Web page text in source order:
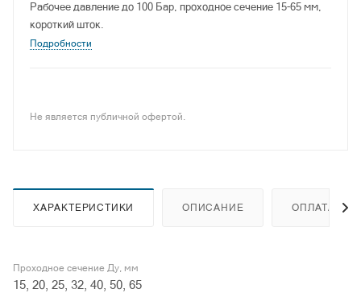
Рабочее давление до 100 Бар, проходное сечение 15-65 мм,
короткий шток.
Подробности
Не является публичной офертой.
ХАРАКТЕРИСТИКИ ОПИСАНИЕ ОПЛАТА
Проходное сечение Ду, мм
15, 20, 25, 32, 40, 50, 65